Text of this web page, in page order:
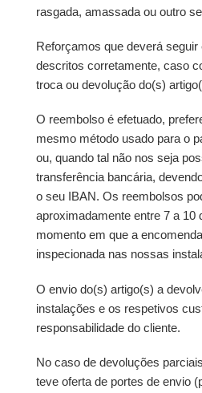
rasgada, amassada ou outro
Reforçamos que deverá
descritos corretamente, caso
troca ou devolução do(s)
O reembolso é efetuado,
mesmo método usado para o
ou, quando tal não nos seja
transferência bancária,
o seu IBAN. Os reembolsos
aproximadamente entre 7 a 10
momento em que a
inspecionada nas nossas
O envio do(s) artigo(s) a
instalações e os respetivos
responsabilidade do cliente.
No caso de devoluções
teve oferta de portes de envio